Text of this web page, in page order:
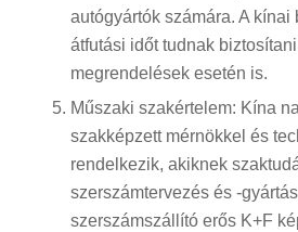
autógyártók számára. A kínai
átfutási időt tudnak
megrendelések esetén is.
Műszaki szakértelem: Kína
szakképzett mérnökkel és
rendelkezik, akiknek
szerszámtervezés és -
szerszámszállító erős K+F